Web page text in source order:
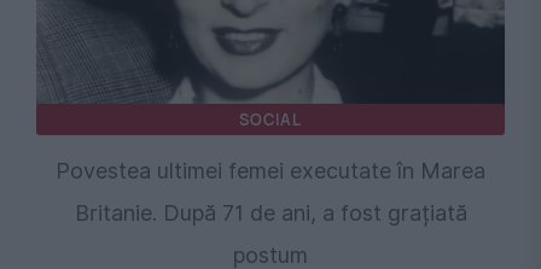
SOCIAL
Povestea ultimei femei executate în Marea
Britanie. După 71 de ani, a fost grațiată
postum